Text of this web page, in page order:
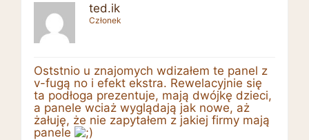
ted.ik
Członek
Oststnio u znajomych wdizałem te panel z
v-fugą no i efekt ekstra. Rewelacyjnie się
ta podłoga prezentuje, mają dwójkę dzieci,
a panele wciaż wyglądają jak nowe, aż
żałuję, że nie zapytałem z jakiej firmy mają
panele